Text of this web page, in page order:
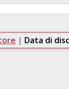
| Data di